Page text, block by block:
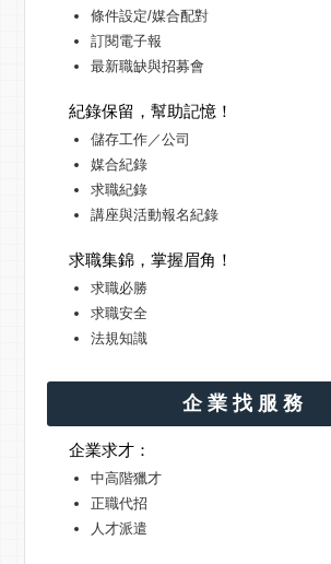
條件設定/媒合配對
訂閱電子報
最新職缺與招募會
紀錄保留，幫助記憶！
儲存工作／公司
媒合紀錄
求職紀錄
講座與活動報名紀錄
求職集錦，掌握眉角！
求職必勝
求職安全
法規知識
企業找服務
企業求才：
中高階獵才
正職代招
人才派遣